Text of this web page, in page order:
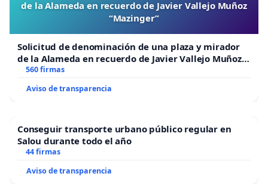
de la Alameda en recuerdo de Javier Vallejo Muñoz
“Mazinger”
Solicitud de denominación de una plaza y mirador
de la Alameda en recuerdo de Javier Vallejo Muñoz
“Mazinger”
560 firmas
Aviso de transparencia
Conseguir transporte urbano público regular en
Salou durante todo el año
44 firmas
Aviso de transparencia